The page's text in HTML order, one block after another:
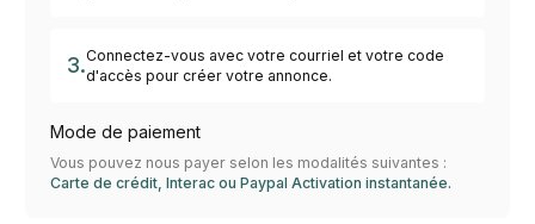
3.Connectez-vous avec votre courriel et votre code
d'accès pour créer votre annonce.
Mode de paiement
Vous pouvez nous payer selon les modalités suivantes :
Carte de crédit, Interac ou Paypal Activation instantanée.